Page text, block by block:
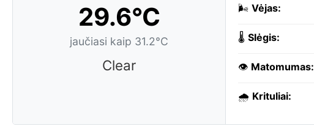
29.6°C
jaučiasi kaip 31.2°C
Clear
🌬️ Vėjas:
🌡️ Slėgis:
👁️ Matomumas:
🌧️ Krituliai: